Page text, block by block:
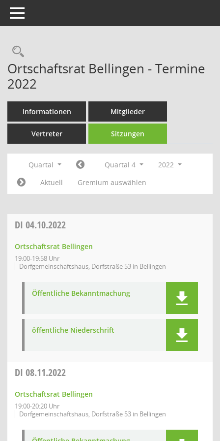
Toggle navigation
Rechercheauswahl
Ortschaftsrat Bellingen - Termine
2022
Informationen Mitglieder
Vertreter Sitzungen
Quartal Quartal 4
2022
Aktuell
Gremium auswählen
DI 04.10.2022
Ortschaftsrat Bellingen
19:00-19:58 Uhr
Dorfgemeinschaftshaus, Dorfstraße 53 in Bellingen
Öffentliche Bekanntmachung
öffentliche Niederschrift
DI 08.11.2022
Ortschaftsrat Bellingen
19:00-20:20 Uhr
Dorfgemeinschaftshaus, Dorfstraße 53 in Bellingen